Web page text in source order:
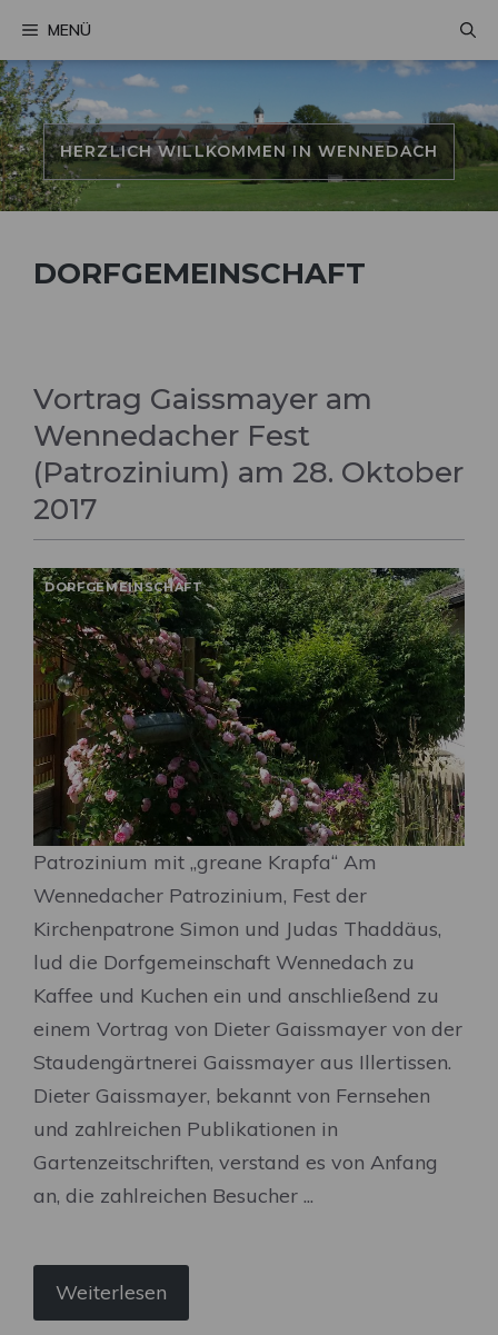
springen
MENÜ
HERZLICH WILLKOMMEN IN WENNEDACH
DORFGEMEINSCHAFT
Vortrag Gaissmayer am
Wennedacher Fest
(Patrozinium) am 28. Oktober
2017
DORFGEMEINSCHAFT
Patrozinium mit „greane Krapfa“ Am
Wennedacher Patrozinium, Fest der
Kirchenpatrone Simon und Judas Thaddäus,
lud die Dorfgemeinschaft Wennedach zu
Kaffee und Kuchen ein und anschließend zu
einem Vortrag von Dieter Gaissmayer von der
Staudengärtnerei Gaissmayer aus Illertissen.
Dieter Gaissmayer, bekannt von Fernsehen
und zahlreichen Publikationen in
Gartenzeitschriften, verstand es von Anfang
an, die zahlreichen Besucher ...
Weiterlesen